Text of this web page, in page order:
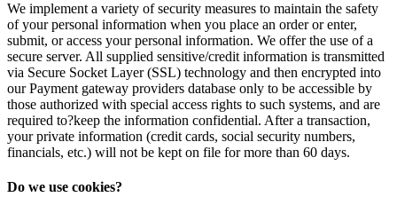
We implement a variety of security measures to maintain the safety
of your personal information when you place an order or enter,
submit, or access your personal information. We offer the use of a
secure server. All supplied sensitive/credit information is transmitted
via Secure Socket Layer (SSL) technology and then encrypted into
our Payment gateway providers database only to be accessible by
those authorized with special access rights to such systems, and are
required to?keep the information confidential. After a transaction,
your private information (credit cards, social security numbers,
financials, etc.) will not be kept on file for more than 60 days.
Do we use cookies?